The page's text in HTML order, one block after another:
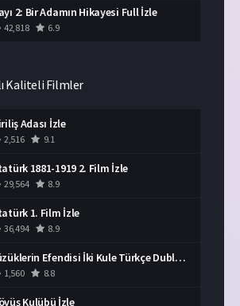
2: Bir Adamın Hikayesi Full İzle
42,818 6.9
Kaliteli Filmler
Adası İzle
2,516 9.1
1881-1919 2. Film İzle
29,564 8.9
1. Film İzle
36,494 8.9
Yüzüklerin Efendisi İki Kule Türkçe Dublaj İzle
1,560 8.8
Kulübü İzle